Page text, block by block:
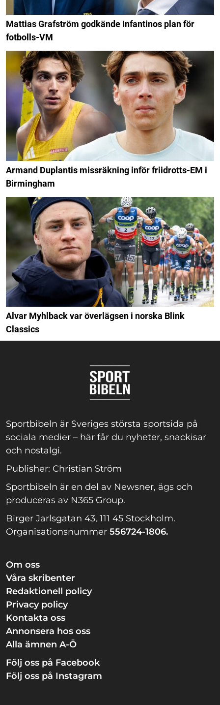
Mattias Grafström godkände Infantinos plan för
fotbolls-VM
Armand Duplantis missräkning inför friidrotts-EM i
Birmingham
Alvar Myhlback var överlägsen i norska Blink
Classics
Sportbibeln är Sveriges största sportsida på
sociala medier – här får du nyheter, snackisar
och nostalgi.
Publisher: Christian Ström
Sportbibeln är en del av Newsner, ägs och
produceras av N365 Group.
Birger Jarlsgatan 43, 111 45 Stockholm.
Organisationsnummer 556724-1806.
Om oss
Våra skribenter
Redaktionell policy
Privacy policy
Kontakta oss
Annonsera hos oss
Alla ämnen A-Ö
Följ oss på Facebook
Följ oss på Instagram